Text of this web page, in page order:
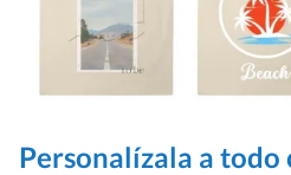
Personalízala a todo